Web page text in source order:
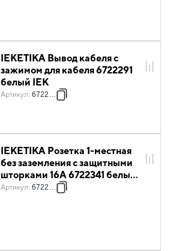
IEKETIKA Вывод кабеля с
зажимом для кабеля 6722291
белый IEK
Артикул: 6722291
IEKETIKA Розетка 1-местная
без заземления с защитными
шторками 16А 6722341 белый
IEK
Артикул: 6722341